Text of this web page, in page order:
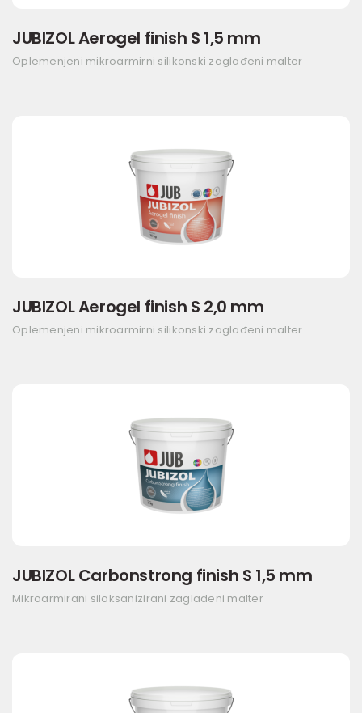
JUBIZOL Aerogel finish S 1,5 mm
Oplemenjeni mikroarmirni silikonski zaglađeni malter
JUBIZOL Aerogel finish S 2,0 mm
Oplemenjeni mikroarmirni silikonski zaglađeni malter
JUBIZOL Carbonstrong finish S 1,5 mm
Mikroarmirani siloksanizirani zaglađeni malter